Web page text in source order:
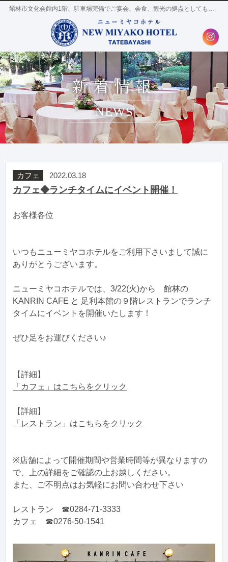
新着情報
NEWS
カフェ 2022.03.18
カフェ◆ランチタイムにイベント開催！
お客様各位
いつもニューミヤコホテルをご利用下さいまして誠に
ありがとうございます。
ニューミヤコホテルでは、3/22(火)から 館林の
KANRIN CAFE と 足利本館の９階レストランでランチ
タイムにイベントを開催いたします！
ぜひ足をお運びください♪
【詳細】
「カフェ」はこちらをクリック
【詳細】
「レストラン」はこちらをクリック
※店舗によって開催期間や営業時間等が異なりますの
で、上の詳細をご確認の上お越しください。
また、ご不明点はお気軽にお問い合わせ下さい
レストラン ☎0284-71-3333
カフェ ☎0276-50-1541